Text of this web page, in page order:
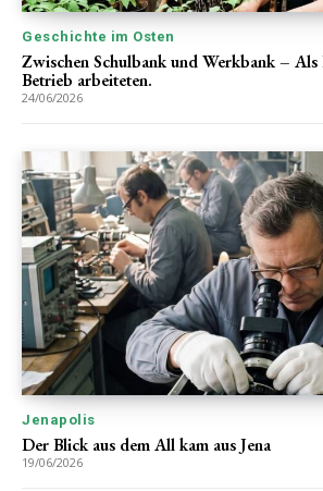
Geschichte im Osten
Zwischen Schulbank und Werkbank –
Betrieb arbeiteten.
24/06/2026
Jenapolis
Der Blick aus dem All kam aus Jena
19/06/2026